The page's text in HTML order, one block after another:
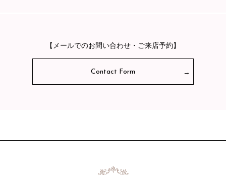
【メールでのお問い合わせ・ご来店予約】
Contact Form